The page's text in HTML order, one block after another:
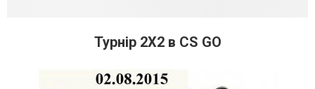
Турнір 2Х2 в CS GO